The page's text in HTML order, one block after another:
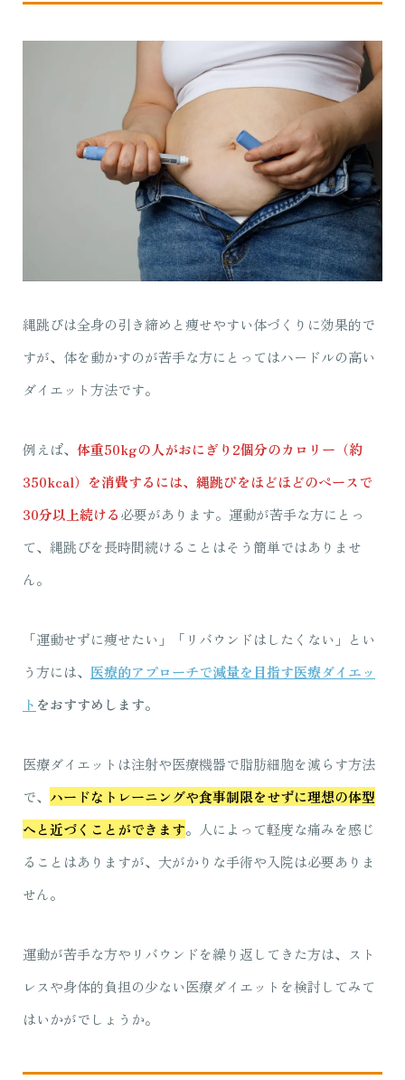
縄跳びは全身の引き締めと痩せやすい体づくりに効果的で
すが、体を動かすのが苦手な方にとってはハードルの高い
ダイエット方法です。
例えば、 体重50kgの人がおにぎり2個分のカロリー（約
350kcal）を消費するには、縄跳びをほどほどのペースで
30分以上続ける必要があります。運動が苦手な方にとっ
て、縄跳びを長時間続けることはそう簡単ではありませ
ん。
「運動せずに痩せたい」「リバウンドはしたくない」とい
う方には、 医療的アプローチで減量を目指す医療ダイエッ
ト をおすすめします。
医療ダイエットは注射や医療機器で脂肪細胞を減らす方法
で、 ハードなトレーニングや食事制限をせずに理想の体型
へと近づくことができます。 人によって軽度な痛みを感じ
ることはありますが、大がかりな手術や入院は必要ありま
せん。
運動が苦手な方やリバウンドを繰り返してきた方は、スト
レスや身体的負担の少ない医療ダイエットを検討してみて
はいかがでしょうか。